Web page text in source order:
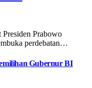
Prabowo
perdebatan…
Gubernur BI